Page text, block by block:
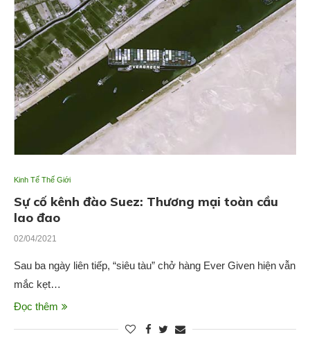
Kinh Tế Thế Giới
Sự cố kênh đào Suez: Thương mại toàn cầu
lao đao
02/04/2021
Sau ba ngày liên tiếp, “siêu tàu” chở hàng Ever Given hiện vẫn
mắc kẹt…
Đọc thêm